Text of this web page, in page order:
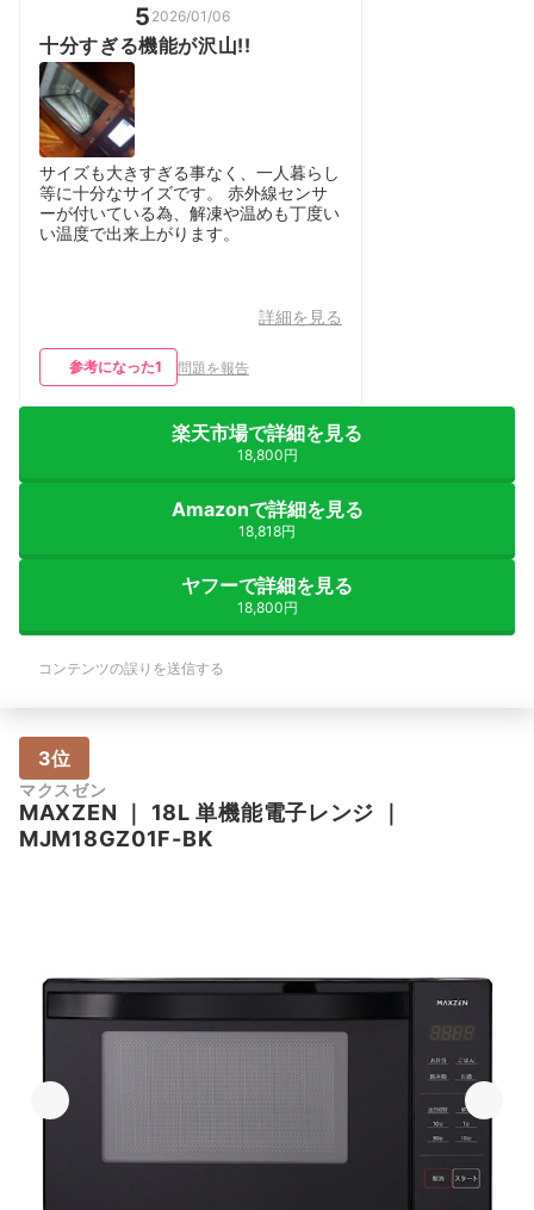
5 2026/01/06
十分すぎる機能が沢山!!
サイズも大きすぎる事なく、一人暮らし
等に十分なサイズです。 赤外線センサ
ーが付いている為、解凍や温めも丁度い
い温度で出来上がります。
詳細を見る
参考になった1 問題を報告
楽天市場で詳細を見る
18,800円
Amazonで詳細を見る
18,818円
ヤフーで詳細を見る
18,800円
コンテンツの誤りを送信する
3位
マクスゼン
MAXZEN ｜ 18L 単機能電子レンジ ｜
MJM18GZ01F-BK